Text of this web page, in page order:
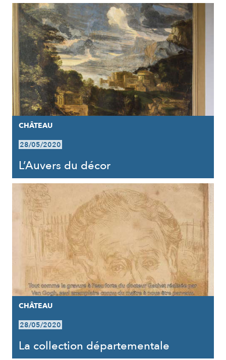
CHÂTEAU
28/05/2020
L’Auvers du décor
CHÂTEAU
28/05/2020
La collection départementale